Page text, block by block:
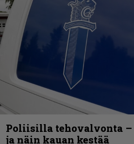
Poliisilla tehovalvonta –
ja näin kauan kestää